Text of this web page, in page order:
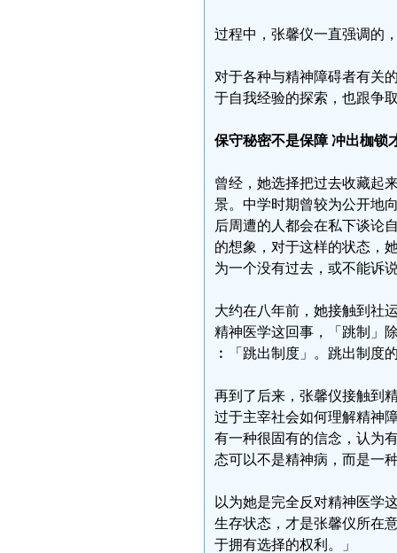
过程中，张馨仪一直强调的
对于各种与精神障碍者有关
于自我经验的探索，也跟争
保守秘密不是保障 冲出枷锁
曾经，她选择把过去收藏起
景。中学时期曾较为公开地
后周遭的人都会在私下谈论
的想象，对于这样的状态，
为一个没有过去，或不能诉
大约在八年前，她接触到社
精神医学这回事，「跳制」
︰「跳出制度」。跳出制度
再到了后来，张馨仪接触到
过于主宰社会如何理解精神
有一种很固有的信念，认为
态可以不是精神病，而是一
以为她是完全反对精神医学
生存状态，才是张馨仪所在
于拥有选择的权利。」